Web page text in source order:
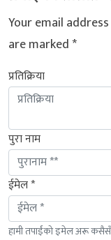
Your email
are marked*
प्रतिक्रिया
पुरा नाम
ईमेल *
हामी तपाईंको इमेल अरू कसैसँग